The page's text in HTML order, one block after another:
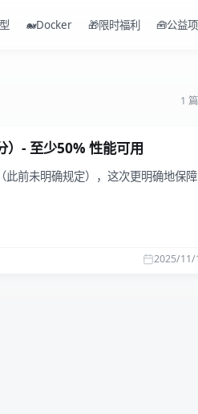
🐋Docker 🎁限时福利 🧰公益
1
）- 至少50% 性能可用
此前未明确规定），这次更明确地保障
2025/11/